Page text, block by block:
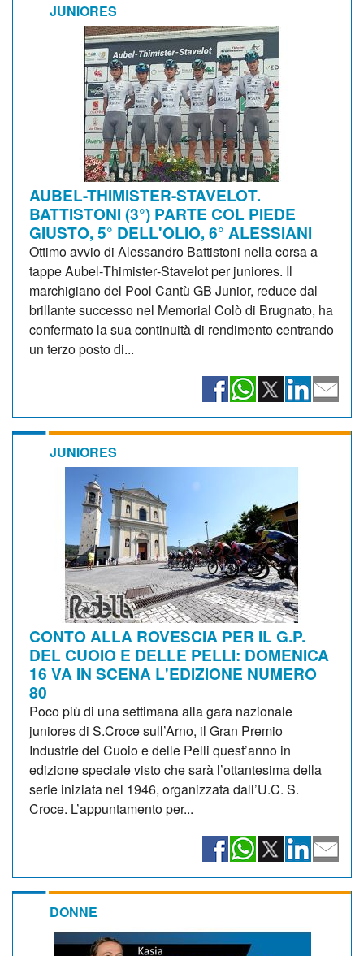
JUNIORES
AUBEL-THIMISTER-STAVELOT.
BATTISTONI (3°) PARTE COL PIEDE
GIUSTO, 5° DELL'OLIO, 6° ALESSIANI
Ottimo avvio di Alessandro Battistoni nella corsa a
tappe Aubel‑Thimister‑Stavelot per juniores. Il
marchigiano del Pool Cantù GB Junior, reduce dal
brillante successo nel Memorial Colò di Brugnato, ha
confermato la sua continuità di rendimento centrando
un terzo posto di...
JUNIORES
CONTO ALLA ROVESCIA PER IL G.P.
DEL CUOIO E DELLE PELLI: DOMENICA
16 VA IN SCENA L'EDIZIONE NUMERO
80
Poco più di una settimana alla gara nazionale
juniores di S.Croce sull’Arno, il Gran Premio
Industrie del Cuoio e delle Pelli quest’anno in
edizione speciale visto che sarà l’ottantesima della
serie iniziata nel 1946, organizzata dall’U.C. S.
Croce. L’appuntamento per...
DONNE